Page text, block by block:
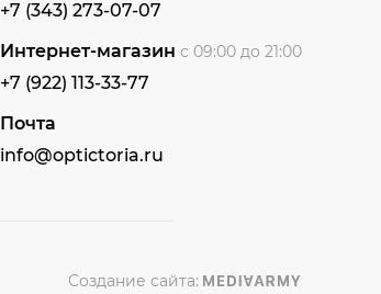
+7 (343) 273-07-07
Интернет-магазин с 09:00 до 21:00
+7 (922) 113-33-77
Почта
info@optictoria.ru
Создание сайта: